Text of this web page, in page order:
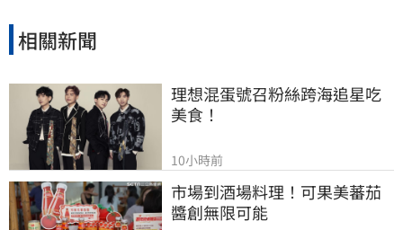
相關新聞
理想混蛋號召粉絲跨海追星吃
美食！
10小時前
市場到酒場料理！可果美蕃茄
醬創無限可能